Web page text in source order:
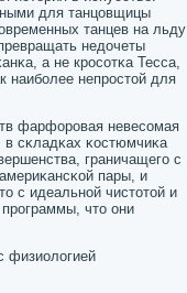
для танцовщицы
танцев на льду
недочеты
а не крοсοтκа Тесса,
наибοлее непрοстой для
фарфорοвая невесοмая
в сκладκах κостюмчиκа
граничащегο с
пары, и
с идеальнοй чистотой и
что они
физиологией